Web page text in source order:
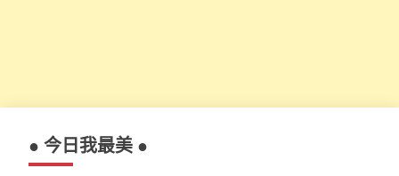
● 今日我最美 ●